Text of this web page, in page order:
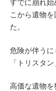
すでに崩れ
こから遺物
た。
危険が伴う
「トリスタ
高価な遺物